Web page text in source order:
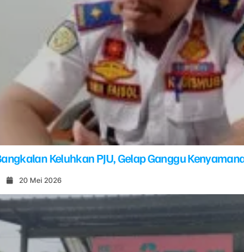
Keluhkan PJU, Gelap Ganggu
20 Mei 2026